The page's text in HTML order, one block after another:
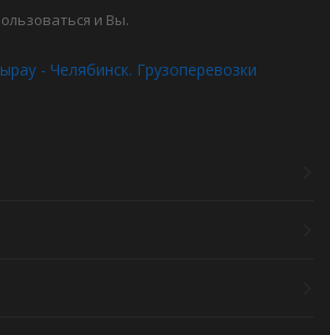
и Вы.
- Челябинск. Грузоперевозки